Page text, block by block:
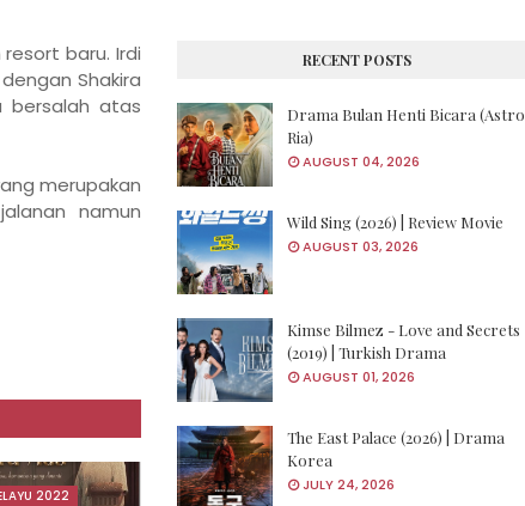
baru. Irdi
Shakira
bersalah atas
merupakan
namun
2022
RECENT POSTS
Drama Bulan Henti Bicara (Astro
Ria)
AUGUST 04, 2026
Wild Sing (2026) | Review Movie
AUGUST 03, 2026
Kimse Bilmez - Love and Secrets
(2019) | Turkish Drama
AUGUST 01, 2026
The East Palace (2026) | Drama
Korea
JULY 24, 2026